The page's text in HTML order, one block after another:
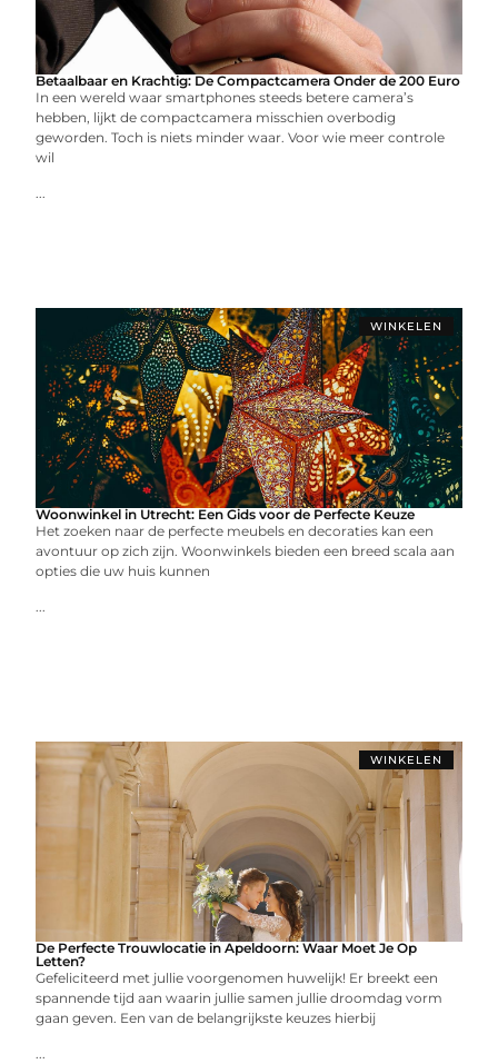
Betaalbaar en Krachtig: De Compactcamera Onder de 200 Euro
In een wereld waar smartphones steeds betere camera’s
hebben, lijkt de compactcamera misschien overbodig
geworden. Toch is niets minder waar. Voor wie meer controle
wil
...
WINKELEN
Woonwinkel in Utrecht: Een Gids voor de Perfecte Keuze
Het zoeken naar de perfecte meubels en decoraties kan een
avontuur op zich zijn. Woonwinkels bieden een breed scala aan
opties die uw huis kunnen
...
WINKELEN
De Perfecte Trouwlocatie in Apeldoorn: Waar Moet Je Op
Letten?
Gefeliciteerd met jullie voorgenomen huwelijk! Er breekt een
spannende tijd aan waarin jullie samen jullie droomdag vorm
gaan geven. Een van de belangrijkste keuzes hierbij
...